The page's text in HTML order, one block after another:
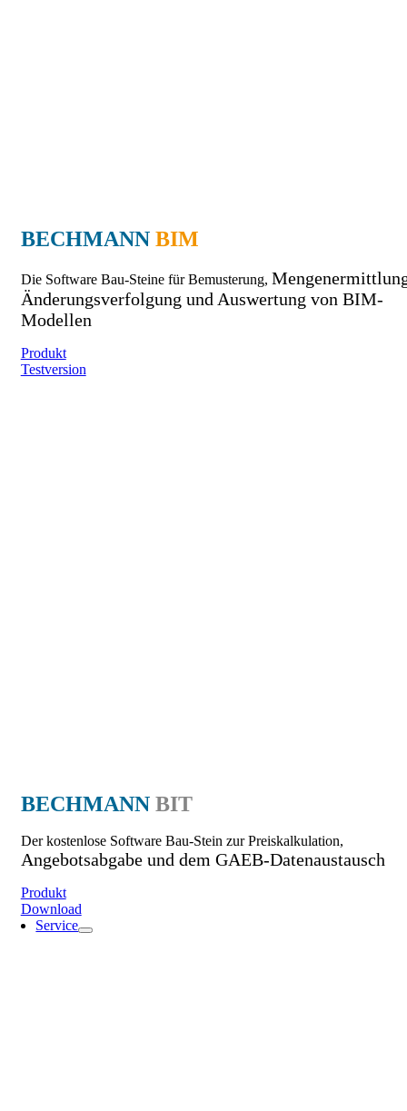
BECHMANN BIM
Die Software Bau-Steine für Bemusterung,
Änderungsverfolgung und Auswertung von BIM-
Modellen
Produkt
Testversion
BECHMANN BIT
Der kostenlose Software Bau-Stein zur Preiskalkulation,
Angebotsabgabe und dem GAEB-Datenaustausch
Produkt
Download
Service